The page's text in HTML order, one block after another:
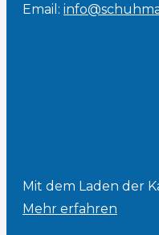
Email:
Mit dem Laden der
Mehr erfahren